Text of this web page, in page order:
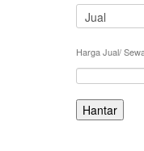
Harga Jual/